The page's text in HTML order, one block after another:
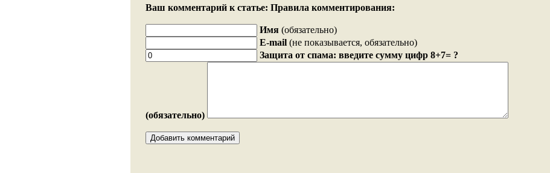
Ваш комментарий к статье: Правила комментирования:
Имя (обязательно)
E-mail (не показывается, обязательно)
Защита от спама: введите сумму цифр 8+7= ?
(обязательно)